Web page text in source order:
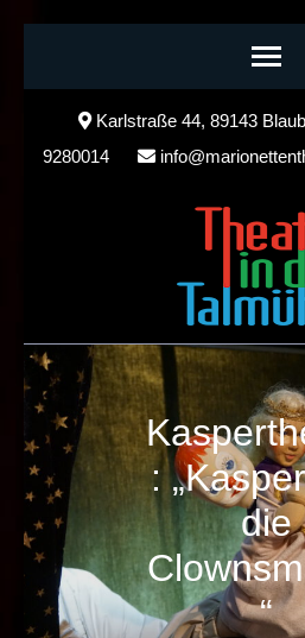
Karlstraße 44, 89143
9280014
:
die
“